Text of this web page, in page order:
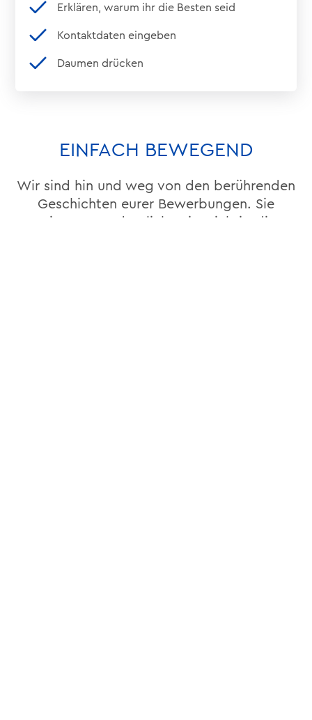
Erklären, warum ihr die Besten seid
Kontaktdaten eingeben
Daumen drücken
EINFACH BEWEGEND
Wir sind hin und weg von den berührenden
Geschichten eurer Bewerbungen. Sie